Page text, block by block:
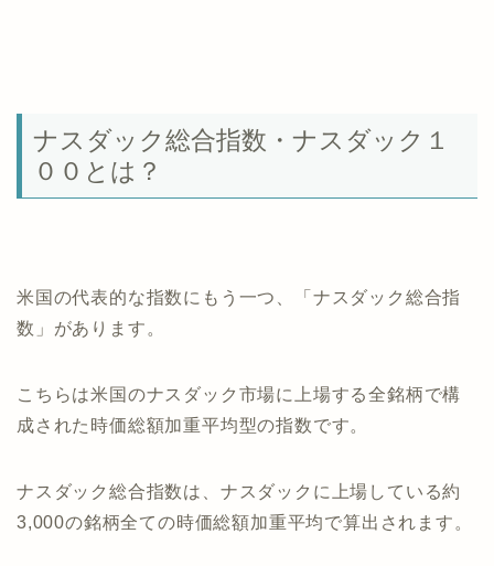
ナスダック総合指数・ナスダック１
００とは？
米国の代表的な指数にもう一つ、「ナスダック総合指
数」があります。
こちらは米国のナスダック市場に上場する全銘柄で構
成された時価総額加重平均型の指数です。
ナスダック総合指数は、ナスダックに上場している約
3,000の銘柄全ての時価総額加重平均で算出されます。